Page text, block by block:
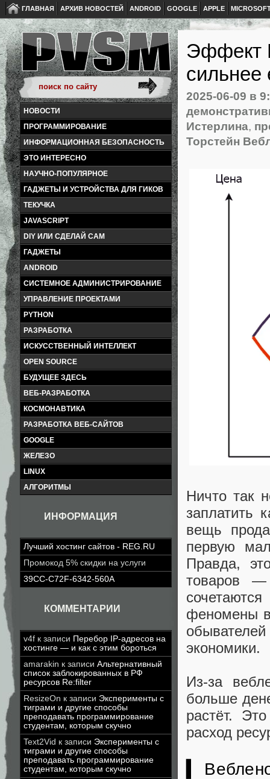
ГЛАВНАЯ АРХИВ НОВОСТЕЙ ANDROID GOOGLE APPLE
НОВОСТИ
ПРОГРАММИРОВАНИЕ
ИНФОРМАЦИОННАЯ БЕЗОПАСНОСТЬ
ЭТО ИНТЕРЕСНО
НАУЧНО-ПОПУЛЯРНОЕ
ГАДЖЕТЫ И УСТРОЙСТВА ДЛЯ ГИКОВ
ТЕКУЧКА
JAVASCRIPT
DIY ИЛИ СДЕЛАЙ САМ
ГАДЖЕТЫ
ANDROID
СИСТЕМНОЕ АДМИНИСТРИРОВАНИЕ
УПРАВЛЕНИЕ ПРОЕКТАМИ
PYTHON
РАЗРАБОТКА
ИСКУССТВЕННЫЙ ИНТЕЛЛЕКТ
OPEN SOURCE
БУДУЩЕЕ ЗДЕСЬ
ВЕБ-РАЗРАБОТКА
КОСМОНАВТИКА
РАЗРАБОТКА ВЕБ-САЙТОВ
GOOGLE
ЖЕЛЕЗО
LINUX
АЛГОРИТМЫ
ИНФОРМАЦИЯ
Лучший хостинг сайтов - REG.RU
Промокод 5% скидки на услуги
39CC-C72F-6342-560A
КОММЕНТАРИИ
v4f к записи Перебор IP-адресов на
хостинге — и как с этим бороться
amarakin к записи Альтернативный
список заблокированных в РФ
ресурсов Re:filter
ResizeOn к записи Эксперименты с
тиграми и другие способы
преподавать программирование
студентам, которым скучно
Text2Vid к записи Эксперименты с
тиграми и другие способы
преподавать программирование
студентам, которым скучно
Эффект
сильнее
2025-06-09 в
Истерлина,
Торстейн
Ничто так
заплатить
вещь
первую
Правда,
товаров
феномены
экономики.
Из-за
больше
растёт.
расход
▍